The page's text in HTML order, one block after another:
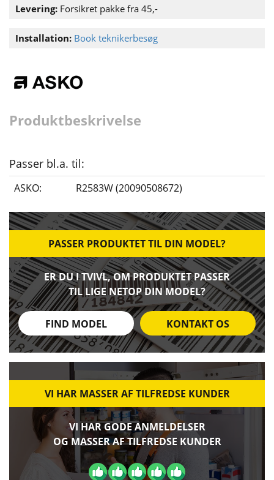
Levering: Forsikret pakke fra 45,-
Installation: Book teknikerbesøg
Produktbeskrivelse
Passer bl.a. til:
ASKO: R2583W (20090508672)
PASSER PRODUKTET TIL DIN MODEL?
ER DU I TVIVL, OM PRODUKTET PASSER
TIL LIGE NETOP DIN MODEL?
FIND MODEL KONTAKT OS
VI HAR MASSER AF TILFREDSE KUNDER
VI HAR GODE ANMELDELSER
OG MASSER AF TILFREDSE KUNDER